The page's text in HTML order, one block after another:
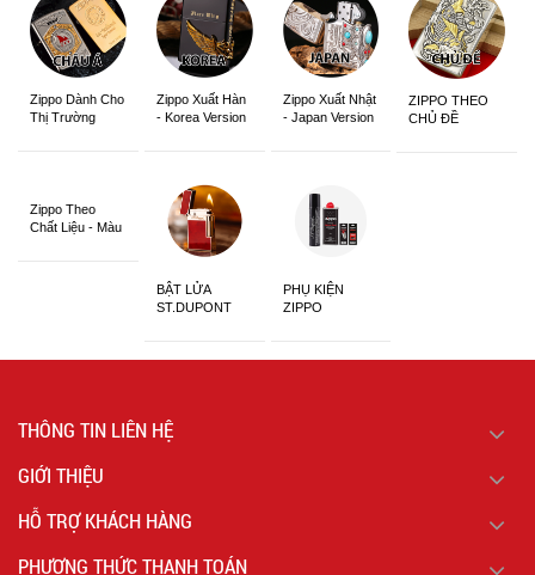
Zippo Dành Cho
Thị Trường
Zippo Xuất Hàn
- Korea Version
Zippo Xuất Nhật
- Japan Version
ZIPPO THEO
CHỦ ĐỀ
Zippo Theo
Chất Liệu - Màu
BẬT LỬA
ST.DUPONT
PHỤ KIỆN
ZIPPO
THÔNG TIN LIÊN HỆ
GIỚI THIỆU
HỖ TRỢ KHÁCH HÀNG
PHƯƠNG THỨC THANH TOÁN